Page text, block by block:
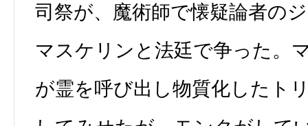
司祭が、魔術師で懐疑論者の
マスケリンと法廷で争った。
が霊を呼び出し物質化したト